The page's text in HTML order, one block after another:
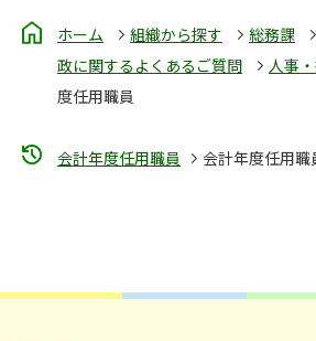
ホーム 組織から探す 総務課
政に関するよくあるご質問
人事
度任用職員
会計年度任用職員 会計年度任用職